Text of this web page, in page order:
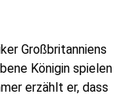
Großbritanniens
Königin spielen
erzählt er, dass